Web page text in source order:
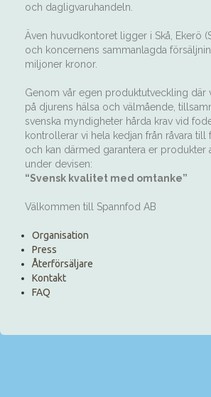
och dagligvaruhandeln.
Även huvudkontoret ligger i Skå, Ekerö
och koncernens sammanlagda
miljoner kronor.
Genom vår egen produktutveckling där
på djurens hälsa och välmående,
svenska myndigheter hårda krav vid
kontrollerar vi hela kedjan från råvara
och kan därmed garantera er produkter
under devisen:
“Svensk kvalitet med omtanke”
Välkommen till Spannfod AB
Organisation
Press
Återförsäljare
Kontakt
FAQ